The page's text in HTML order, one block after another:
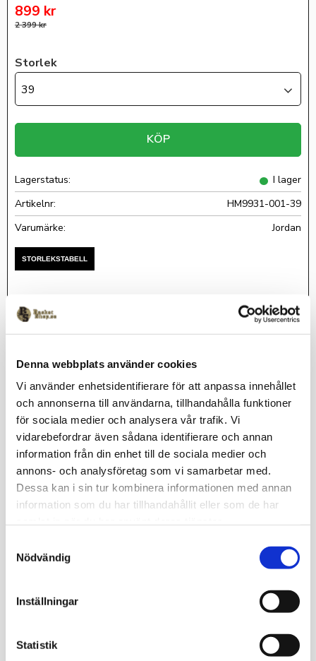
Denna webbplats använder cookies
Vi använder enhetsidentifierare för att anpassa innehållet
och annonserna till användarna, tillhandahålla funktioner
för sociala medier och analysera vår trafik. Vi
vidarebefordrar även sådana identifierare och annan
information från din enhet till de sociala medier och
annons- och analysföretag som vi samarbetar med.
Dessa kan i sin tur kombinera informationen med annan
information som du har tillhandahållit eller som de har
Nödvändig
Inställningar
Statistik
Nedsatt pris:
899 kr
Ordinarie pris:
2 399kr
Storlek
39
KÖP
Lagerstatus
I lager
Artikelnr
HM9931-001-39
Jordan
placerat en Zoom Strobel-enhet i fullängd ovanpå ett ZoomX-
skummaterial i fullängd för responsiv dämpning på exceptionell
nivå! Ovandelens invändiga remmar och premiummaterial ger
en optimal passform. Det unika fiskbensmönstret under foten
gör att du har ett grymt bra grepp. Åldrat läder och en
perforerad Swoosh-logotyp ger en sliten look på planen.
Omdömen
Du
Bli den första att lämna ett omdöme.